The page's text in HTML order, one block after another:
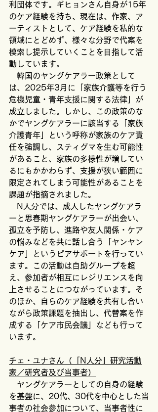
利団体です。ギヒョンさん自身が15年
のケア経験を持ち、現在は、作家、ア
ーティストとして、ケア経験を私的な
領域にとどめず、様々な分野で代案を
模索し提示していくことを⽬指して活
動しています。
韓国のヤングケアラー政策として
は、2025年3月に「家族介護等を行う
危機児童・青年支援に関する法律」が
成立しました。しかし、この政策のな
かでヤングケアラーに該当する「家族
介護青年」という呼称が家族のケア責
任を強調し、スティグマを生む可能性
があること、家族の多様性が増してい
るにもかかわらず、支援が狭い範囲に
限定されてしまう可能性があることを
課題が指摘されました。
N人分では、成人したヤングケアラ
ーと思春期ヤングケアラーが出会い、
孤立を予防し、進路や友人関係・ケア
の悩みなどを共に話し合う「ヤンヤン
ケア」というピアサポートを行ってい
ます。この活動は自助グループを超
え、参加者が相互にレジリエンスを向
上させることにつながっています。そ
のほか、自らのケア経験を共有し合い
ながら政策課題を抽出し、代替案を作
成する「ケア市民会議」なども行って
います。
チェ・ユナさん（「N人分」研究活動
家／研究者及び当事者）
ヤングケアラーとしての自身の経験
を基盤に、20代、30代を中心とした当
事者の社会参加について、当事者性に